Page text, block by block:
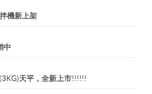
機新上架
中
天平，全新上市!!!!!!